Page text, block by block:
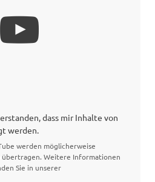
dass mir Inhalte von
werden.
werden möglicherweise
Weitere Informationen
Sie in unserer